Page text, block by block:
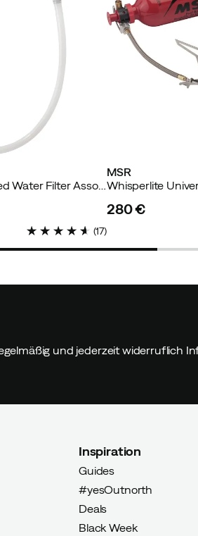
TrailShot Pocket-Sized Water Filter Assorted
(17)
MSR
Whisperlite
280 €
und jederzeit widerruflich
Inspiration
Guides
#yesOutnorth
Deals
Black Week